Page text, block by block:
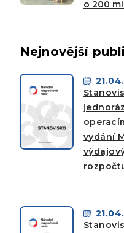
o 200
Nejnovější
vydání